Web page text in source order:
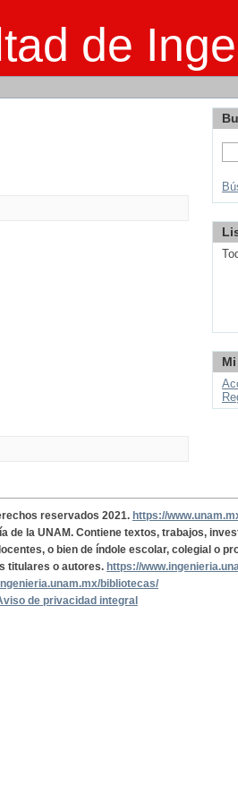
de
reservados 2021. https://
de la UNAM. Contiene textos, trabajos,
o bien de índole escolar, colegial o
titulares o autores. https://
bibliotecas/
de privacidad integral